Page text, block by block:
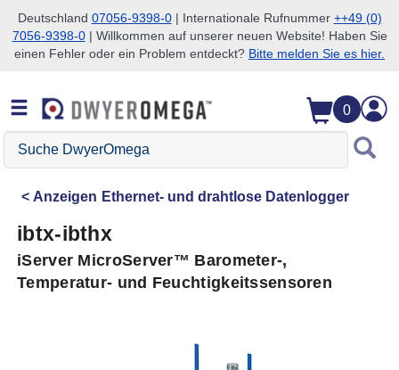
Zum Suchen überspringen
Zum Hauptinhalt überspringen
Zur Navigation überspringen
Deutschland 07056-9398-0| Internationale Rufnummer ++49 (0)
7056-9398-0| Willkommen auf unserer neuen Website! Haben Sie
einen Fehler oder ein Problem entdeckt? Bitte melden Sie es hier.
0
Suche
DwyerOmega
Anzeigen Ethernet- und drahtlose Datenlogger
ibtx-ibthx
iServer MicroServer™ Barometer-,
Temperatur- und Feuchtigkeitssensoren